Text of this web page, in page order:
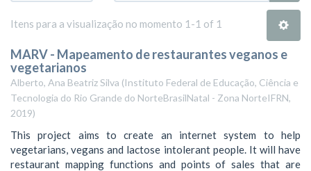
Itens para a visualização no momento 1-1 of 1
MARV - Mapeamento de restaurantes veganos e
vegetarianos
Alberto, Ana Beatriz Silva (Instituto Federal de Educação, Ciência e
Tecnologia do Rio Grande do NorteBrasilNatal - Zona NorteIFRN,
2019)
This project aims to create an internet system to help
vegetarians, vegans and lactose intolerant people. It will have
restaurant mapping functions and points of sales that are